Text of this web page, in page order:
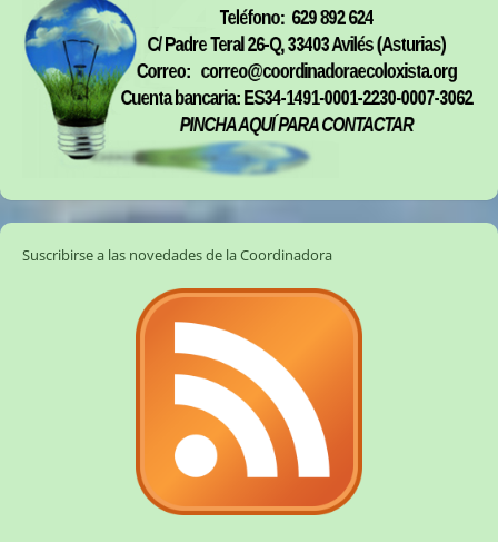
Suscribirse a las novedades de la Coordinadora